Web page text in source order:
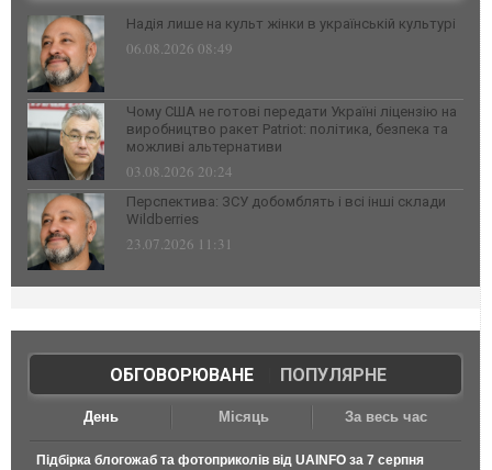
Надія лише на культ жінки в українській культурі
06.08.2026 08:49
Чому США не готові передати Україні ліцензію на
виробництво ракет Patriot: політика, безпека та
можливі альтернативи
03.08.2026 20:24
Перспектива: ЗСУ добомблять і всі інші склади
Wildberries
23.07.2026 11:31
ОБГОВОРЮВАНЕ| ПОПУЛЯРНЕ
День Місяць За весь час
Підбірка блогожаб та фотоприколів від UAINFO за 7 серпня